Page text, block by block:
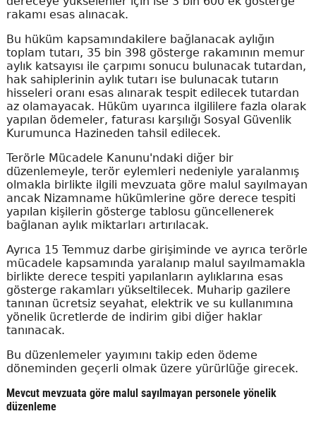
rakamı esas alınacak.
Bu hüküm kapsamındakilere bağlanacak aylığın
toplam tutarı, 35 bin 398 gösterge rakamının memur
aylık katsayısı ile çarpımı sonucu bulunacak tutardan,
hak sahiplerinin aylık tutarı ise bulunacak tutarın
hisseleri oranı esas alınarak tespit edilecek tutardan
az olamayacak. Hüküm uyarınca ilgililere fazla olarak
yapılan ödemeler, faturası karşılığı Sosyal Güvenlik
Kurumunca Hazineden tahsil edilecek.
Terörle Mücadele Kanunu'ndaki diğer bir
düzenlemeyle, terör eylemleri nedeniyle yaralanmış
olmakla birlikte ilgili mevzuata göre malul sayılmayan
ancak Nizamname hükümlerine göre derece tespiti
yapılan kişilerin gösterge tablosu güncellenerek
bağlanan aylık miktarları artırılacak.
Ayrıca 15 Temmuz darbe girişiminde ve ayrıca terörle
mücadele kapsamında yaralanıp malul sayılmamakla
birlikte derece tespiti yapılanların aylıklarına esas
gösterge rakamları yükseltilecek. Muharip gazilere
tanınan ücretsiz seyahat, elektrik ve su kullanımına
yönelik ücretlerde de indirim gibi diğer haklar
tanınacak.
Bu düzenlemeler yayımını takip eden ödeme
döneminden geçerli olmak üzere yürürlüğe girecek.
Mevcut mevzuata göre malul sayılmayan personele yönelik
düzenleme